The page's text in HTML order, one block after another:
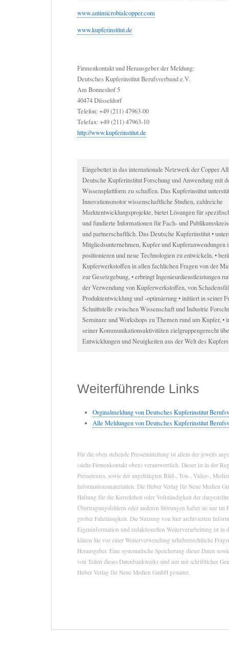
www.antimicrobialcopper.com
www.kupferinstitut.de
Firmenkontakt und Herausgeber der Meldung:
Deutsches Kupferinstitut Berufsverband e.V.
Am Bonneshof 5
40474 Düsseldorf
Telefon: +49 (211) 47963-00
Telefax: +49 (211) 47963-10
http://www.kupferinstitut.de
Eingebettet in das internationale Netzwerk der Copper
Deutsche Kupferinstitut Forschung und Anwendung mit
Wissensplattform zu schaffen. Das Kupferinstitut
Innovationsmotor wissenschaftliche Studien, zahlreiche
Marktentwicklungsprojekte, bietet Lösungen für
und fundierte Informationen für Fach- und
und partnerschaftlich. Das Deutsche Kupferinstitut •
Mitgliedsunternehmen, Kupfer und Kupferanwendungen
positionieren und neue Technologien zu entwickeln, •
Kupferwerkstoffen in allen fachlichen Fragen von der
zur Gesetzgebung, • erbringt Ingenieurdienstleistungen
der Verwendung von Kupferwerkstoffen, von
Produktentwicklung und -optimierung • initiiert in seiner
Schnittstelle zwischen Wissenschaft und Industrie
Seminare und Workshops zu Themen rund um Kupfer, •
seiner Kommunikationsaktivitäten zielgruppengerecht
Entwicklungen und Neuigkeiten aus der Welt des
Weiterführende Links
Orginalmeldung von Deutsches Kupferinstitut
Alle Meldungen von Deutsches Kupferinstitut
Für die oben stehende Pressemitteilung ist allein der jeweils
(siehe Firmenkontakt oben) verantwortlich. Dieser ist in der
Pressetextes, sowie der angehängten Bild-, Ton-, Video-,
Informationsmaterialien. Die Huber Verlag für Neue Medien
Haftung für die Korrektheit oder Vollständigkeit der
Übertragungsfehlern oder anderen Störungen haftet sie nur im
grober Fahrlässigkeit. Die Nutzung von hier archivierten
Eigeninformation und redaktionellen Weiterverarbeitung ist in
klären Sie vor einer Weiterverwendung urheberrechtliche
Herausgeber. Eine systematische Speicherung dieser Daten
von Teilen dieses Datenbankwerks sind nur mit schriftlicher
Huber Verlag für Neue Medien GmbH gestattet.